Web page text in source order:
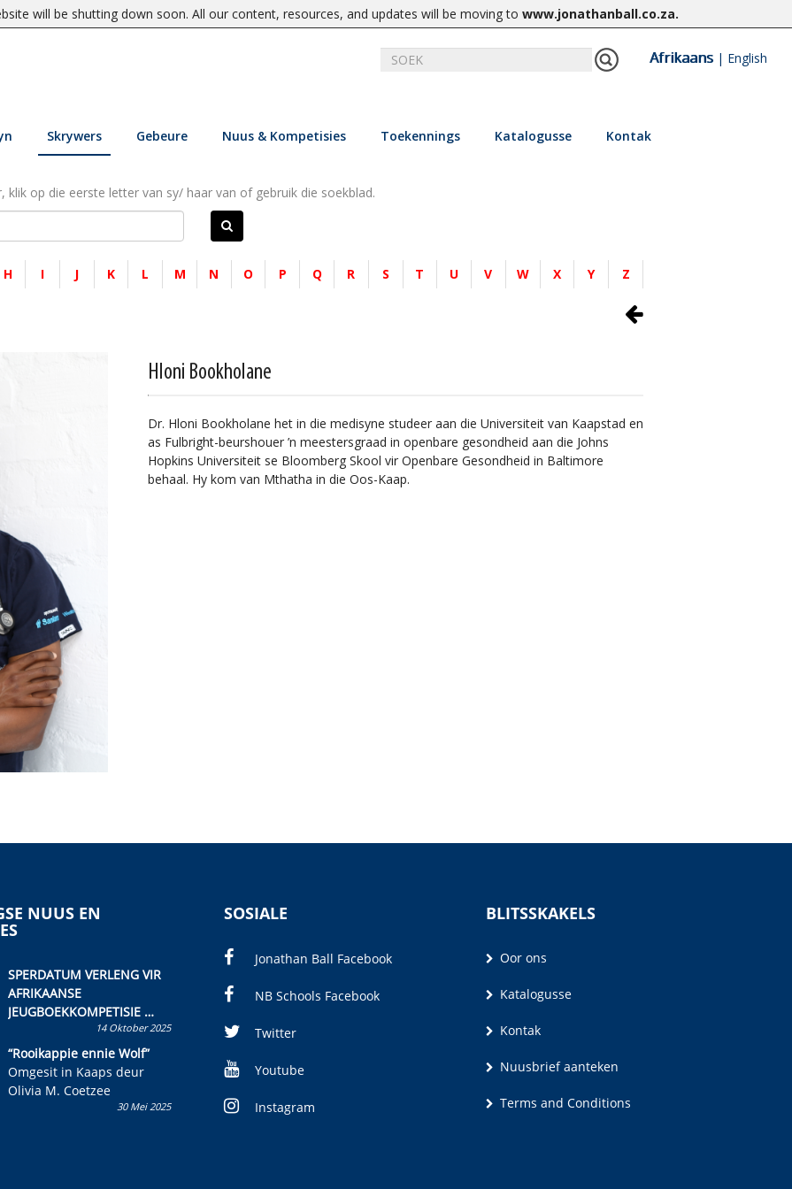
will be shutting down soon. All our content, resources, and updates will be moving to www.jonathanball.co.za.
Afrikaans| English
Skrywers Gebeure Nuus & Kompetisies Toekennings Katalogusse Kontak
op die eerste letter van sy/ haar van of gebruik die soekblad.
H I J K L M N O P Q R S T U V W X Y Z
Hloni Bookholane
Dr. Hloni Bookholane het in die medisyne studeer aan die Universiteit van Kaapstad en
as Fulbright-beurshouer ’n meestersgraad in openbare gesondheid aan die Johns
Hopkins Universiteit se Bloomberg Skool vir Openbare Gesondheid in Baltimore
behaal. Hy kom van Mthatha in die Oos-Kaap.
NUUS EN
SPERDATUM VERLENG VIR
AFRIKAANSE
JEUGBOEKKOMPETISIE
Skryf ’n jeugboek of
kinderboek en staan ’n
kans om R50 000 te wen!
14 Oktober 2025
“Rooikappie ennie Wolf”
Omgesit in Kaaps deur
Olivia M. Coetzee
30 Mei 2025
SOSIALE
Jonathan Ball Facebook
NB Schools Facebook
Twitter
Youtube
Instagram
BLITSSKAKELS
Oor ons
Katalogusse
Kontak
Nuusbrief aanteken
Terms and Conditions